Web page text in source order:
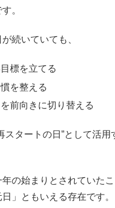
。
続いていても、
標を立てる
を整える
前向きに切り替える
スタートの日”として活用
年の始まりとされていた
日」ともいえる存在です。